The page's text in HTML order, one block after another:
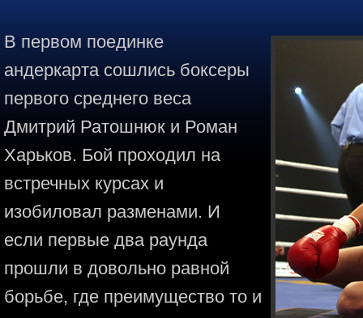
В первом поединке
андеркарта сошлись боксеры
первого среднего веса
Дмитрий Ратошнюк и Роман
Харьков. Бой проходил на
встречных курсах и
изобиловал разменами. И
если первые два раунда
прошли в довольно равной
борьбе, где преимущество то и